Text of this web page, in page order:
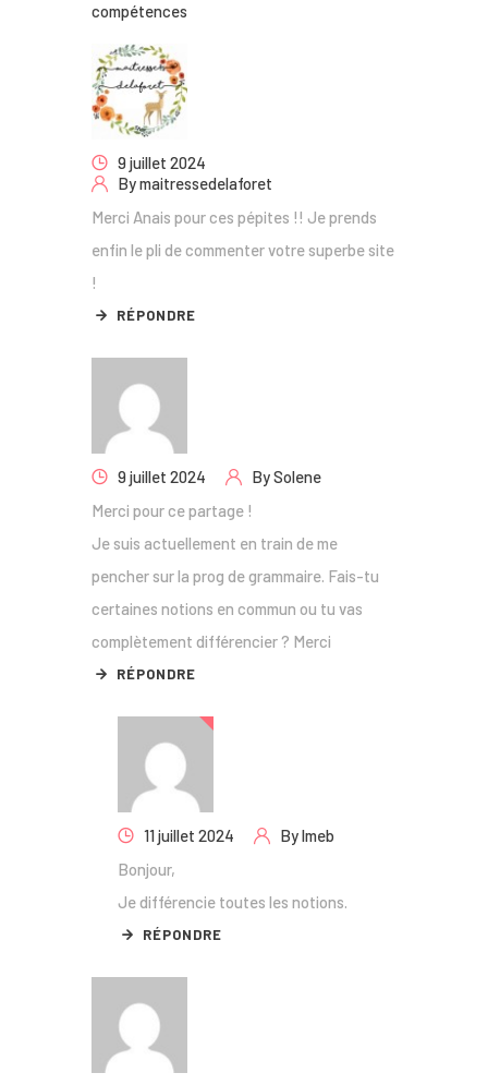
compétences
9 juillet 2024
Bymaitressedelaforet
Merci Anais pour ces pépites !! Je prends
enfin le pli de commenter votre superbe site
!
RÉPONDRE
9 juillet 2024 BySolene
Merci pour ce partage !
Je suis actuellement en train de me
pencher sur la prog de grammaire. Fais-tu
certaines notions en commun ou tu vas
complètement différencier ? Merci
RÉPONDRE
11 juillet 2024 Bylmeb
Bonjour,
Je différencie toutes les notions.
RÉPONDRE